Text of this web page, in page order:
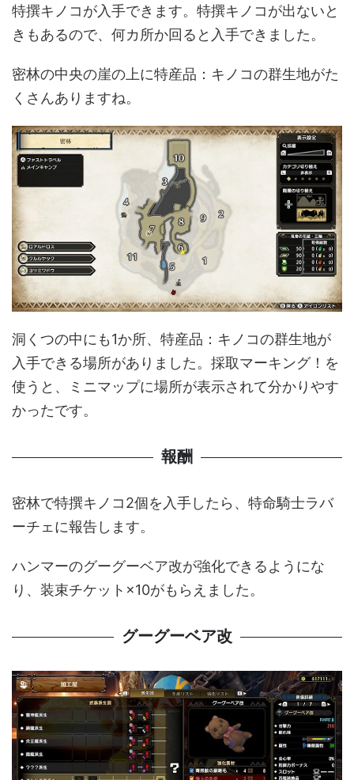
特撰キノコが入手できます。特撰キノコが出ないと
きもあるので、何カ所か回ると入手できました。
密林の中央の崖の上に特産品：キノコの群生地がた
くさんありますね。
洞くつの中にも1か所、特産品：キノコの群生地が
入手できる場所がありました。採取マーキング！を
使うと、ミニマップに場所が表示されて分かりやす
かったです。
報酬
密林で特撰キノコ2個を入手したら、特命騎士ラバ
ーチェに報告します。
ハンマーのグーグーベア改が強化できるようにな
り、装束チケット×10がもらえました。
グーグーベア改